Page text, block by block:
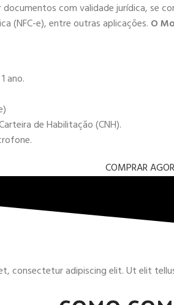
documentos com validade jurídica,
(NFC-e), entre outras aplicações. O
ano.
de Habilitação (CNH).
COMPRAR
consectetur adipiscing elit. Ut elit